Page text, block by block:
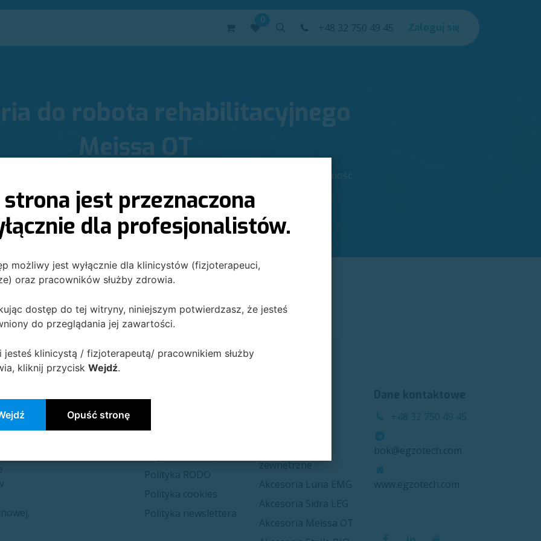
Kontakt Kursy Help
0
+48 32 750 49 45 Zaloguj się
do robota rehabilitacyjnego
Meissa OT
do urządzeń i robotów rehabilitacyjnych EGZOTech – zwiększ efektywność
terapii i zapewnij najwyższy standard rehabilitacji.
Polityka RODO
Polityka cookies
Polityka newslettera
zewnętrzne
Akcesoria Luna EMG
Akcesoria Sidra LEG
Akcesoria Meissa OT
+48 32 750 49 45
bok@egzotech.com
www.egzotech.com
strona jest przeznaczona
dla profesjonalistów.
możliwy jest wyłącznie dla klinicystów (fizjoterapeuci,
oraz pracowników służby zdrowia.
dostęp do tej witryny, niniejszym potwierdzasz, że jesteś
do przeglądania jej zawartości.
jesteś klinicystą / fizjoterapeutą/ pracownikiem służby
kliknij przycisk Wejdź.
Opuść stronę